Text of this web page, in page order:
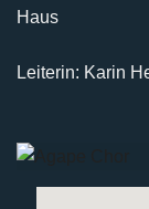
Haus
Leiterin: Karin